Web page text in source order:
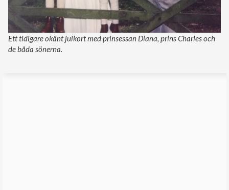
Ett tidigare okänt julkort med prinsessan Diana, prins Charles och
de båda sönerna.